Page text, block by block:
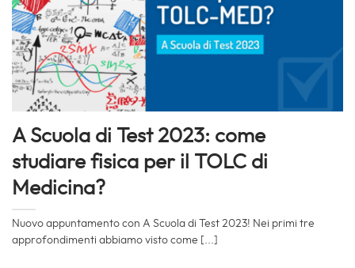
A Scuola di Test 2023: come
studiare fisica per il TOLC di
Medicina?
Nuovo appuntamento con A Scuola di Test 2023! Nei primi tre
approfondimenti abbiamo visto come [...]